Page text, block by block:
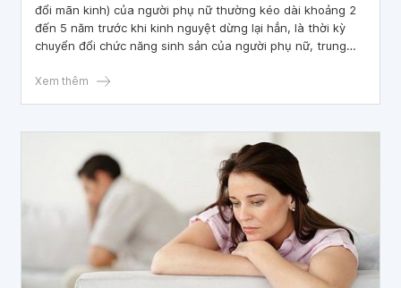
đổi mãn kinh) của người phụ nữ thường kéo dài khoảng 2
đến 5 năm trước khi kinh nguyệt dừng lại hẳn, là thời kỳ
chuyển đổi chức năng sinh sản của người phụ nữ, trung
Xem thêm